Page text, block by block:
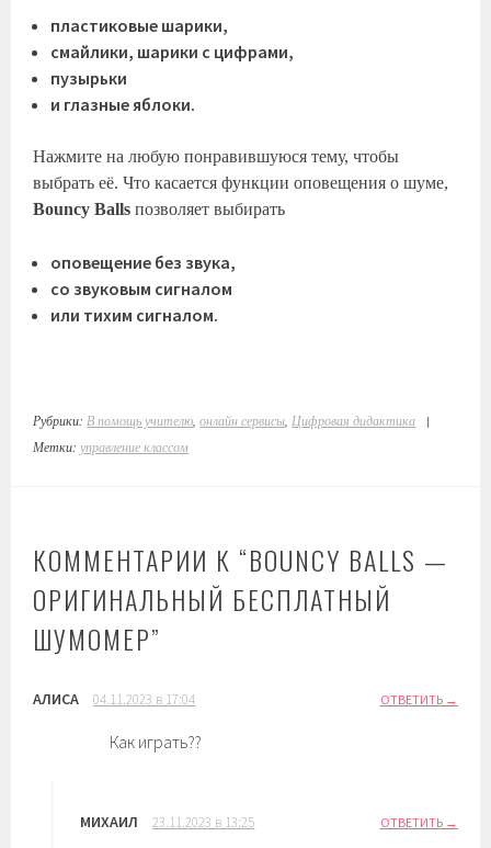
пластиковые шарики,
смайлики, шарики с цифрами,
пузырьки
и глазные яблоки.
Нажмите на любую понравившуюся тему, чтобы
выбрать её. Что касается функции оповещения о шуме,
Bouncy Balls позволяет выбирать
оповещение без звука,
со звуковым сигналом
или тихим сигналом.
Рубрики: В помощь учителю ,онлайн сервисы Цифровая дидактика
|
Метки:управление классом
КОММЕНТАРИИ К “BOUNCY BALLS —
ОРИГИНАЛЬНЫЙ БЕСПЛАТНЫЙ
ШУМОМЕР”
АЛИСА 04.11.2023 в 17:04 ОТВЕТИТЬ
Как играть??
МИХАИЛ 23.11.2023 в 13:25 ОТВЕТИТЬ